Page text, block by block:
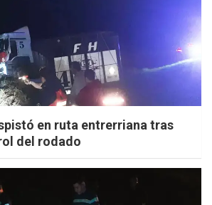
en ruta entrerriana tras
del rodado